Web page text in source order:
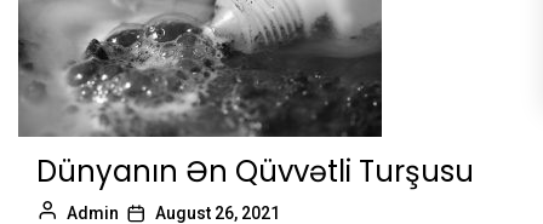
Dünyanın Ən Qüvvətli Turşusu
Admin August 26, 2021